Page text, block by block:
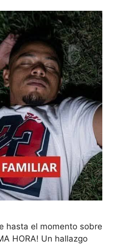
hasta el momento sobre
HORA! Un hallazgo